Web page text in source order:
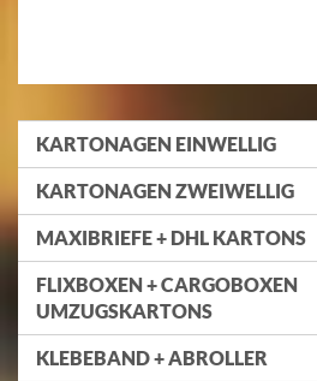
KARTONAGEN EINWELLIG
KARTONAGEN ZWEIWELLIG
MAXIBRIEFE + DHL KARTONS
FLIXBOXEN + CARGOBOXEN
UMZUGSKARTONS
KLEBEBAND + ABROLLER